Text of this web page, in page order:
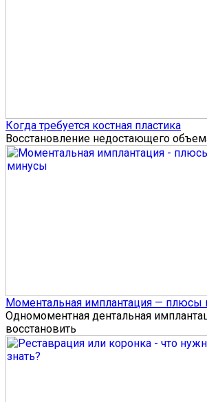
Когда требуется костная пластика
Восстановление недостающего
Моментальная имплантация — плюсы
Одномоментная дентальная
восстановить